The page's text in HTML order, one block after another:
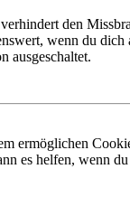
den
wenn du
ausgeschaltet.
ermöglichen
es helfen, wenn